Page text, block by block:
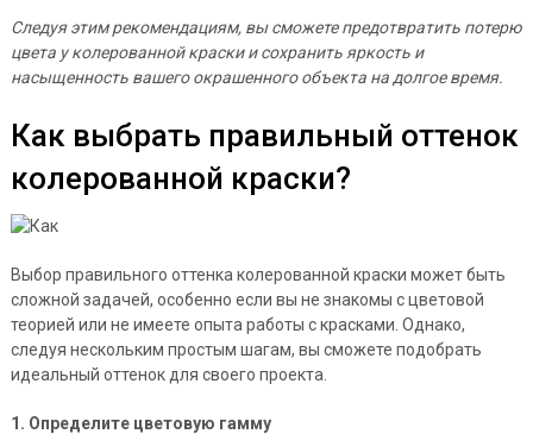
Следуя этим рекомендациям, вы сможете предотвратить потерю
цвета у колерованной краски и сохранить яркость и
насыщенность вашего окрашенного объекта на долгое время.
Как выбрать правильный оттенок
колерованной краски?
Выбор правильного оттенка колерованной краски может быть
сложной задачей, особенно если вы не знакомы с цветовой
теорией или не имеете опыта работы с красками. Однако,
следуя нескольким простым шагам, вы сможете подобрать
идеальный оттенок для своего проекта.
1. Определите цветовую гамму